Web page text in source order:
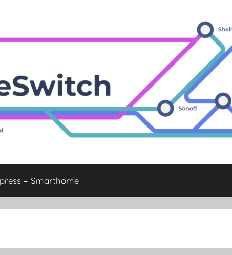
– Smarthome